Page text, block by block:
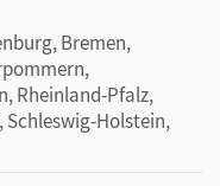
Bremen,
Rheinland-Pfalz,
Schleswig-Holstein,